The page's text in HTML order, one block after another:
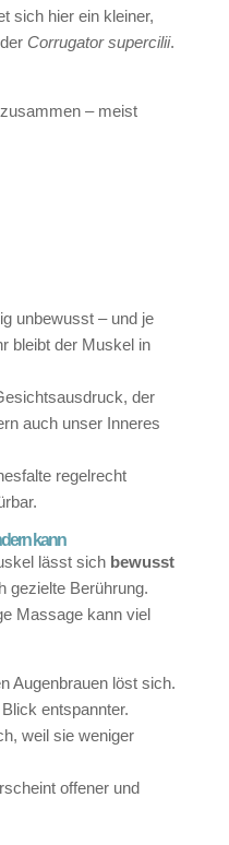
sich hier ein kleiner,
Corrugator supercilii.
– meist
unbewusst – und je
bleibt der Muskel in
der
auch unser Inneres
regelrecht
kann
lässt sich bewusst
gezielte Berührung.
Massage kann viel
Augenbrauen löst sich.
entspannter.
weil sie weniger
offener und